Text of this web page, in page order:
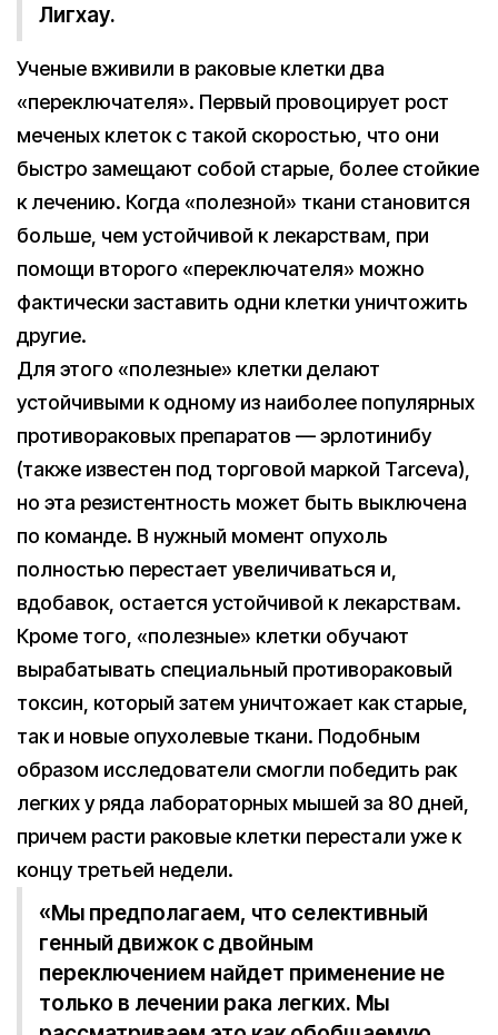
Лигхау.
Ученые вживили в раковые клетки два
«переключателя». Первый провоцирует рост
меченых клеток с такой скоростью, что они
быстро замещают собой старые, более стойкие
к лечению. Когда «полезной» ткани становится
больше, чем устойчивой к лекарствам, при
помощи второго «переключателя» можно
фактически заставить одни клетки уничтожить
другие.
Для этого «полезные» клетки делают
устойчивыми к одному из наиболее популярных
противораковых препаратов — эрлотинибу
(также известен под торговой маркой Tarceva),
но эта резистентность может быть выключена
по команде. В нужный момент опухоль
полностью перестает увеличиваться и,
вдобавок, остается устойчивой к лекарствам.
Кроме того, «полезные» клетки обучают
вырабатывать специальный противораковый
токсин, который затем уничтожает как старые,
так и новые опухолевые ткани. Подобным
образом исследователи смогли победить рак
легких у ряда лабораторных мышей за 80 дней,
причем расти раковые клетки перестали уже к
концу третьей недели.
«Мы предполагаем, что селективный
генный движок с двойным
переключением найдет применение не
только в лечении рака легких. Мы